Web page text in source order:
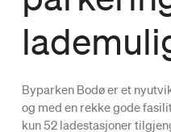
Byparken Bodø er et
og med en rekke gode
kun 52 ladestasjoner